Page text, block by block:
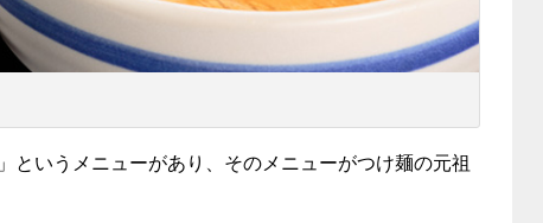
というメニューがあり、そのメニューがつけ麺の元祖